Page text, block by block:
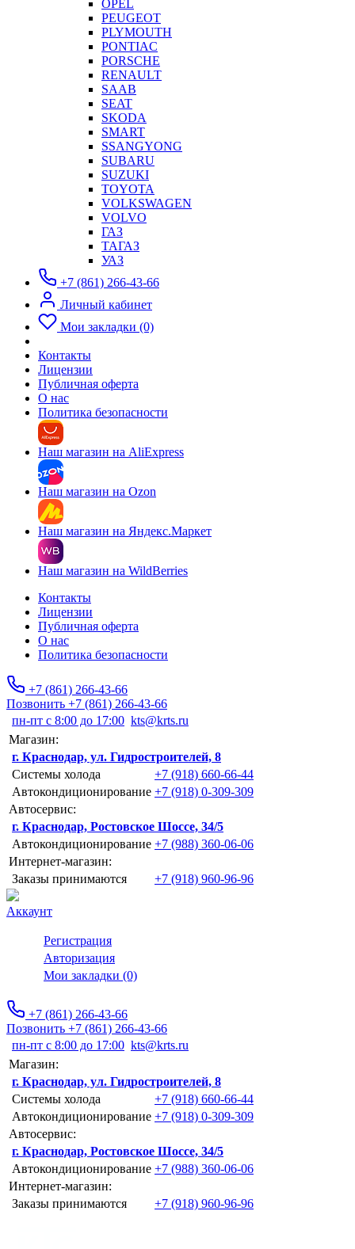
OPEL
PEUGEOT
PLYMOUTH
PONTIAC
PORSCHE
RENAULT
SAAB
SEAT
SKODA
SMART
SSANGYONG
SUBARU
SUZUKI
TOYOTA
VOLKSWAGEN
VOLVO
ГАЗ
ТАГАЗ
УАЗ
+7 (861) 266-43-66
Личный кабинет
Мои закладки (0)
Контакты
Лицензии
Публичная оферта
О нас
Политика безопасности
Наш магазин на AliExpress
Наш магазин на Ozon
Наш магазин на Яндекс.Маркет
Наш магазин на WildBerries
Контакты
Лицензии
Публичная оферта
О нас
Политика безопасности
+7 (861) 266-43-66
Позвонить +7 (861) 266-43-66
пн-пт с 8:00 до 17:00 kts@krts.ru
Магазин:
г. Краснодар, ул. Гидростроителей, 8
Системы холода
+7 (918) 660-66-44
Автокондиционирование +7 (918) 0-309-309
Автосервис:
г. Краснодар, Ростовское Шоссе, 34/5
Автокондиционирование +7 (988) 360-06-06
Интернет-магазин:
Заказы принимаются
+7 (918) 960-96-96
Аккаунт
Регистрация
Авторизация
Мои закладки (0)
+7 (861) 266-43-66
Позвонить +7 (861) 266-43-66
пн-пт с 8:00 до 17:00 kts@krts.ru
Магазин:
г. Краснодар, ул. Гидростроителей, 8
Системы холода
+7 (918) 660-66-44
Автокондиционирование +7 (918) 0-309-309
Автосервис:
г. Краснодар, Ростовское Шоссе, 34/5
Автокондиционирование +7 (988) 360-06-06
Интернет-магазин:
Заказы принимаются
+7 (918) 960-96-96